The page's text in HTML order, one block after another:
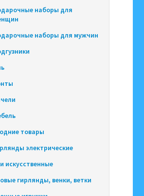
наборы для
наборы для мужчин
товары
электрические
искусственные
гирлянды, венки, ветки